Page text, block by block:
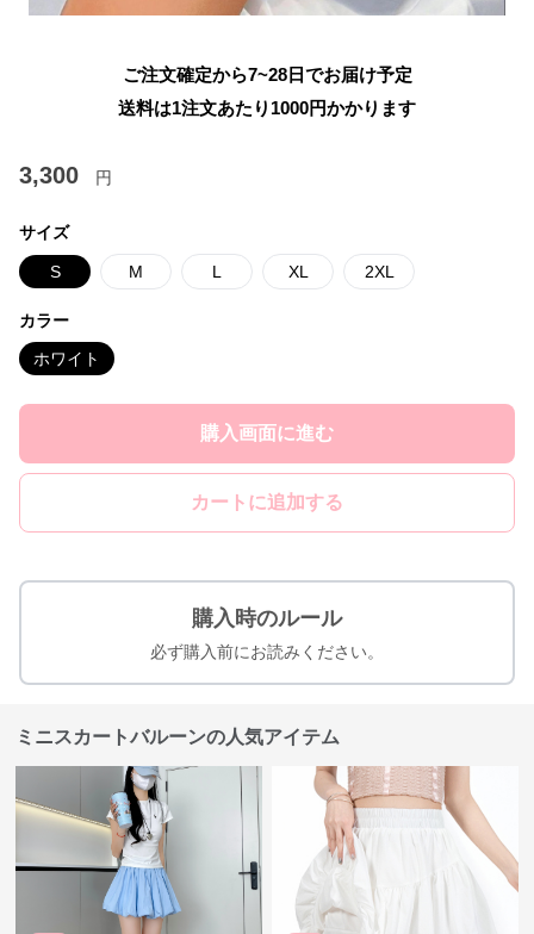
ご注文確定から7~28日でお届け予定
送料は1注文あたり 1000円かかります
3,300 円
サイズ
S M L XL 2XL
カラー
ホワイト
購入画面に進む
カートに追加する
購入時のルール
必ず購入前にお読みください。
ミニスカートバルーンの人気アイテム